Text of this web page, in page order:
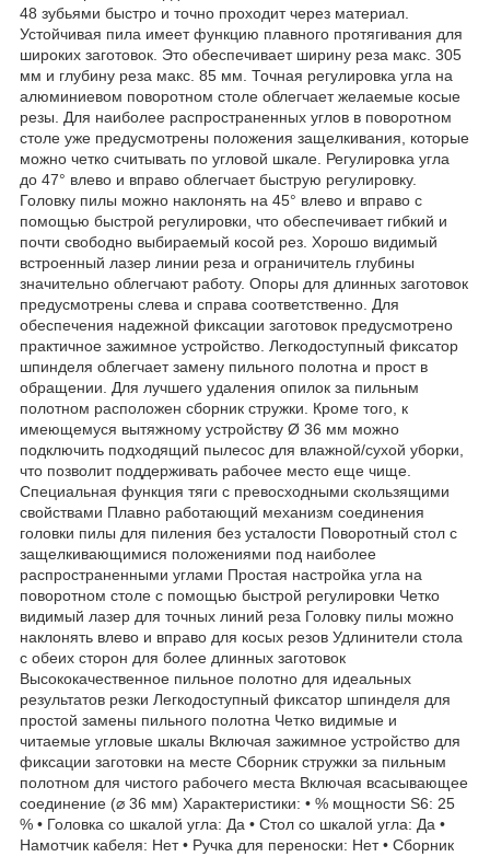
48 зубьями быстро и точно проходит через материал.
Устойчивая пила имеет функцию плавного протягивания для
широких заготовок. Это обеспечивает ширину реза макс. 305
мм и глубину реза макс. 85 мм. Точная регулировка угла на
алюминиевом поворотном столе облегчает желаемые косые
резы. Для наиболее распространенных углов в поворотном
столе уже предусмотрены положения защелкивания, которые
можно четко считывать по угловой шкале. Регулировка угла
до 47° влево и вправо облегчает быструю регулировку.
Головку пилы можно наклонять на 45° влево и вправо с
помощью быстрой регулировки, что обеспечивает гибкий и
почти свободно выбираемый косой рез. Хорошо видимый
встроенный лазер линии реза и ограничитель глубины
значительно облегчают работу. Опоры для длинных заготовок
предусмотрены слева и справа соответственно. Для
обеспечения надежной фиксации заготовок предусмотрено
практичное зажимное устройство. Легкодоступный фиксатор
шпинделя облегчает замену пильного полотна и прост в
обращении. Для лучшего удаления опилок за пильным
полотном расположен сборник стружки. Кроме того, к
имеющемуся вытяжному устройству Ø 36 мм можно
подключить подходящий пылесос для влажной/сухой уборки,
что позволит поддерживать рабочее место еще чище.
Специальная функция тяги с превосходными скользящими
свойствами Плавно работающий механизм соединения
головки пилы для пиления без усталости Поворотный стол с
защелкивающимися положениями под наиболее
распространенными углами Простая настройка угла на
поворотном столе с помощью быстрой регулировки Четко
видимый лазер для точных линий реза Головку пилы можно
наклонять влево и вправо для косых резов Удлинители стола
с обеих сторон для более длинных заготовок
Высококачественное пильное полотно для идеальных
результатов резки Легкодоступный фиксатор шпинделя для
простой замены пильного полотна Четко видимые и
читаемые угловые шкалы Включая зажимное устройство для
фиксации заготовки на месте Сборник стружки за пильным
полотном для чистого рабочего места Включая всасывающее
соединение (⌀ 36 мм) Характеристики: • % мощности S6: 25
% • Головка со шкалой угла: Да • Стол со шкалой угла: Да •
Намотчик кабеля: Нет • Ручка для переноски: Нет • Сборник